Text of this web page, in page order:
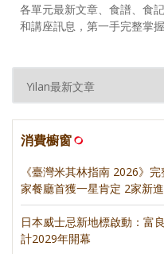
各單元最新文章、食譜、食
和講座訊息，第一手完整掌握
消費櫥窗
《臺灣米其林指南 2026》
家餐廳首獲一星肯定 2家新
日本威士忌新地標啟動：富
計2029年開幕